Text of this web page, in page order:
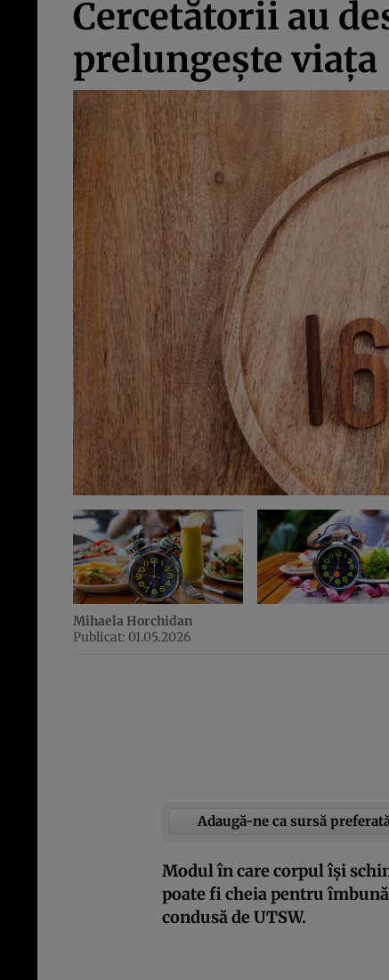
Cercetătorii au
prelungește viața
Mihaela Horchidan
Publicat: 01.05.2026
Adaugă-ne ca sursă
Modul în care corpul își
poate fi cheia pentru
condusă de UTSW.